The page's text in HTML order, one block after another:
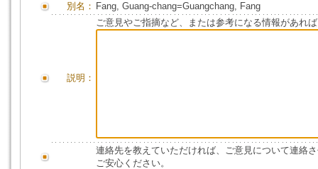
別名： Fang, Guang-chang=Guangchang, Fang
説明：
ご意見やご指摘など、または参考になる情報があれ
連絡先を教えていただければ、ご意見について連絡
ご安心ください。